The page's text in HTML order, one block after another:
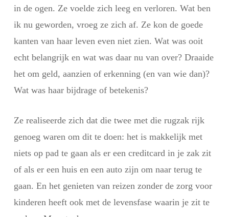
in de ogen. Ze voelde zich leeg en verloren. Wat ben
ik nu geworden, vroeg ze zich af. Ze kon de goede
kanten van haar leven even niet zien. Wat was ooit
echt belangrijk en wat was daar nu van over? Draaide
het om geld, aanzien of erkenning (en van wie dan)?
Wat was haar bijdrage of betekenis?
Ze realiseerde zich dat die twee met die rugzak rijk
genoeg waren om dit te doen: het is makkelijk met
niets op pad te gaan als er een creditcard in je zak zit
of als er een huis en een auto zijn om naar terug te
gaan. En het genieten van reizen zonder de zorg voor
kinderen heeft ook met de levensfase waarin je zit te